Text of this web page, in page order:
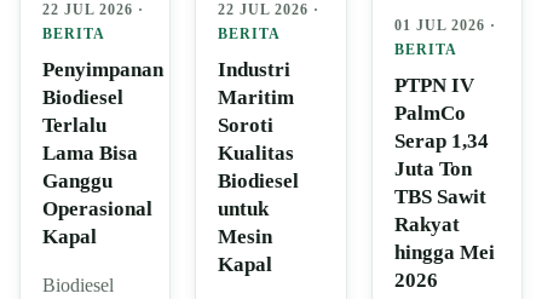
22 JUL 2026 ·
BERITA
Penyimpanan
Biodiesel
Terlalu
Lama Bisa
Ganggu
Operasional
Kapal
Biodiesel
22 JUL 2026 ·
BERITA
Industri
Maritim
Soroti
Kualitas
Biodiesel
untuk
Mesin
Kapal
01 JUL 2026 ·
BERITA
PTPN IV
PalmCo
Serap 1,34
Juta Ton
TBS Sawit
Rakyat
hingga Mei
2026